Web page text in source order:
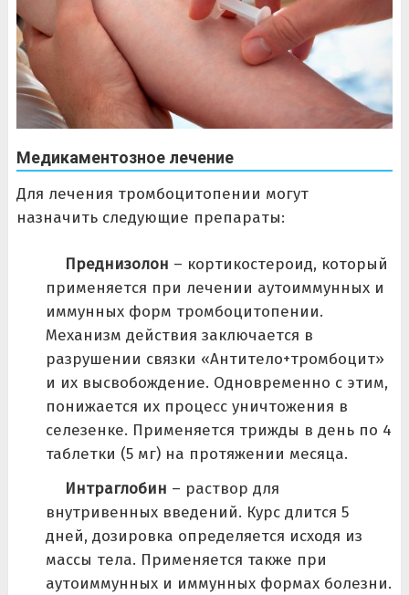
Медикаментозное лечение
Для лечения тромбоцитопении могут
назначить следующие препараты:
Преднизолон – кортикостероид, который
применяется при лечении аутоиммунных и
иммунных форм тромбоцитопении.
Механизм действия заключается в
разрушении связки «Антитело+тромбоцит»
и их высвобождение. Одновременно с этим,
понижается их процесс уничтожения в
селезенке. Применяется трижды в день по 4
таблетки (5 мг) на протяжении месяца.
Интраглобин – раствор для
внутривенных введений. Курс длится 5
дней, дозировка определяется исходя из
массы тела. Применяется также при
аутоиммунных и иммунных формах болезни.